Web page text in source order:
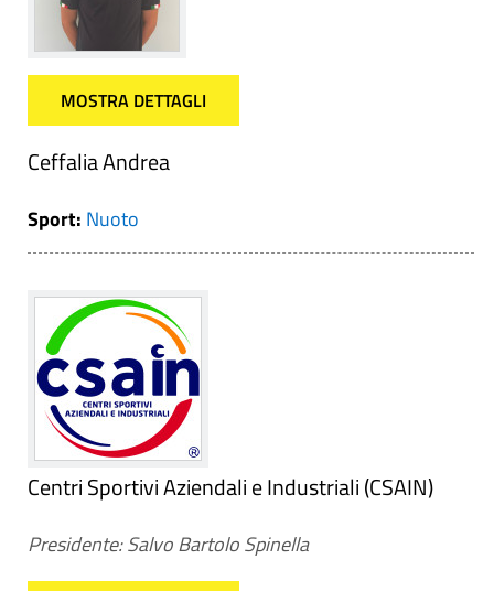
MOSTRA DETTAGLI
Ceffalia Andrea
Sport: Nuoto
Centri Sportivi Aziendali e Industriali (CSAIN)
Presidente: Salvo Bartolo Spinella